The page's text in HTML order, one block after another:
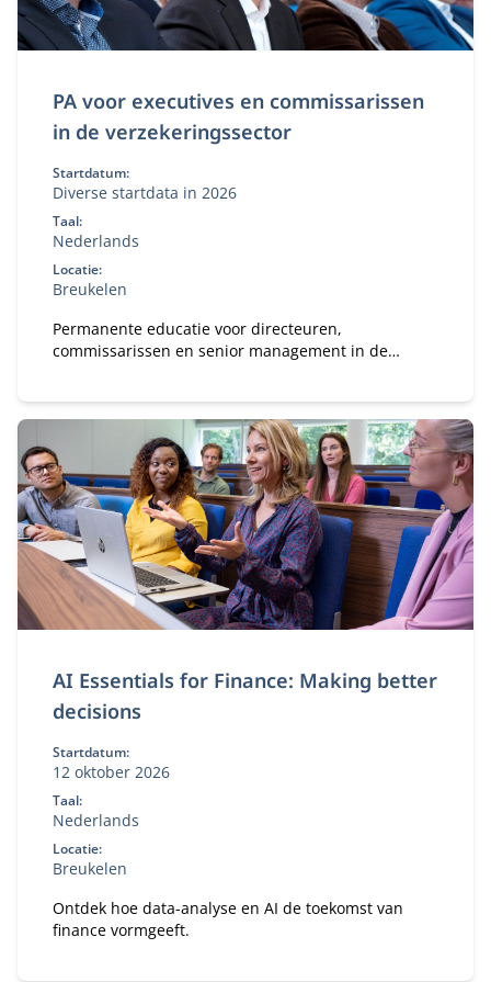
PA voor executives en commissarissen
in de verzekeringssector
Startdatum:
Diverse startdata in 2026
Taal:
Nederlands
Locatie:
Breukelen
Permanente educatie voor directeuren,
commissarissen en senior management in de
AI Essentials for Finance: Making better
decisions
Startdatum:
12 oktober 2026
Taal:
Nederlands
Locatie:
Breukelen
Ontdek hoe data-analyse en AI de toekomst van
finance vormgeeft.